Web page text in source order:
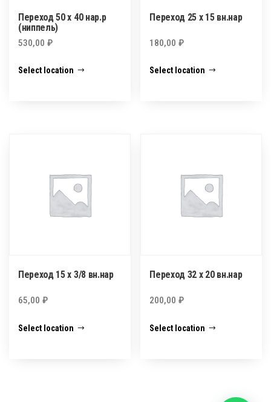
Переход 50 х 40 нар.р
(ниппель)
530,00 ₽
Select location
Переход 25 х 15 вн.нар
180,00₽
Select location
Переход 15 х 3/8 вн.нар
65,00 ₽
Select location
Переход 32 х 20 вн.нар
200,00₽
Select location